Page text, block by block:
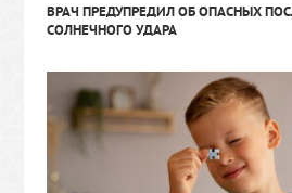
ВРАЧ ПРЕДУПРЕДИЛ ОБ ОПАСНЫХ
СОЛНЕЧНОГО УДАРА